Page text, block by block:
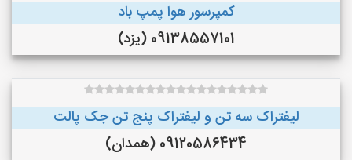
کمپرسور هوا پمپ باد
09138557101 (یزد)
لیفتراک سه تن و لیفتراک پنج تن جک پالت
09120586434 (همدان)